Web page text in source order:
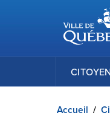
Passer au contenu
Ville de
Accueil /